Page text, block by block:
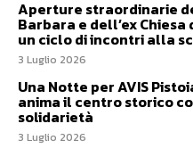
Aperture straordinarie
Barbara e dell’ex Chiesa
un ciclo di incontri alla
3 Luglio 2026
Una Notte per AVIS
anima il centro storico
solidarietà
3 Luglio 2026